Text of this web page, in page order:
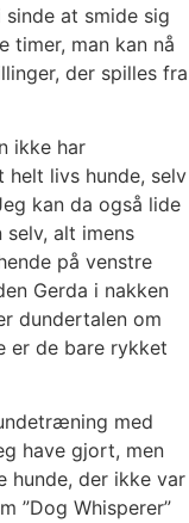
sinde at smide sig
timer, man kan nå
der spilles fra
ikke har
livs hunde, selv
kan da også lide
selv, alt imens
på venstre
Gerda i nakken
dundertalen om
er de bare rykket
med
have gjort, men
hunde, der ikke var
”Dog Whisperer”